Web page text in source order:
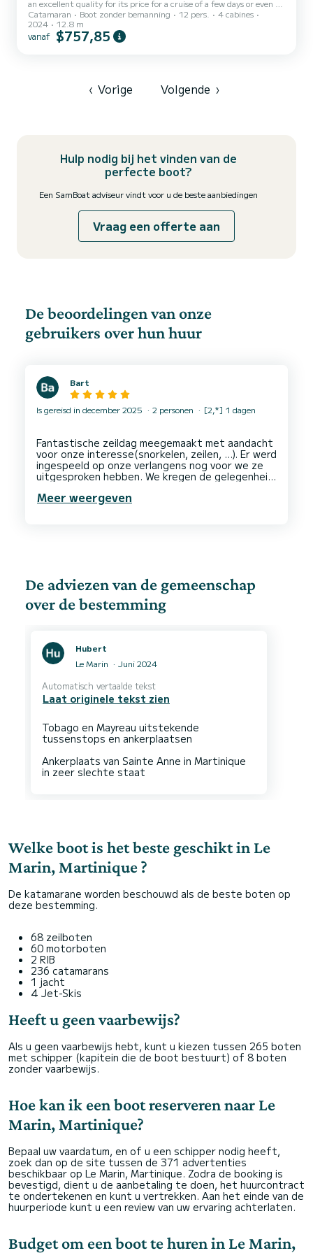
an excellent quality for its price for a cruise of a few days or even a
few weeks. The catamaran is 13 meters in length with 114
horsepower. The 4 cabins can accommodate 12 passengers when
cruising. Voor uw comfort heeft Hanselli 4 toiletten met douche
Catamaran Boot zonder bemanning 12 pers.
4 cabines
2024
12.8 m
vanaf $757,85
‹ Vorige Volgende ›
Hulp nodig bij het vinden van de
perfecte boot?
Een SamBoat adviseur vindt voor u de beste aanbiedingen
Vraag een offerte aan
De beoordelingen van onze
gebruikers over hun huur
Bart
Is gereisd in december 2025 2 personen [2,*] 1 dagen
Fantastische zeildag meegemaakt met aandacht
voor onze interesse(snorkelen, zeilen, …). Er werd
ingespeeld op onze verlangens nog voor we ze
uitgesproken hebben. We kregen de gelegenheid
terwijl Pauline en Ismail de zeilen trimden. Heel
Meer weergeven
De adviezen van de gemeenschap
over de bestemming
Hubert
Le Marin
Juni 2024
Automatisch vertaalde tekst
Laat originele tekst zien
Tobago en Mayreau uitstekende
tussenstops en ankerplaatsen
Ankerplaats van Sainte Anne in Martinique
Welke boot is het beste geschikt in Le
Marin, Martinique ?
De katamarane worden beschouwd als de beste boten op
deze bestemming.
68 zeilboten
60 motorboten
2 RIB
236 catamarans
1 jacht
4 Jet-Skis
Heeft u geen vaarbewijs?
Als u geen vaarbewijs hebt, kunt u kiezen tussen 265 boten
met schipper (kapitein die de boot bestuurt) of 8 boten
zonder vaarbewijs.
Hoe kan ik een boot reserveren naar Le
Marin, Martinique?
Bepaal uw vaardatum, en of u een schipper nodig heeft,
zoek dan op de site tussen de 371 advertenties
beschikbaar op Le Marin, Martinique. Zodra de booking is
bevestigd, dient u de aanbetaling te doen, het huurcontract
te ondertekenen en kunt u vertrekken. Aan het einde van de
huurperiode kunt u een review van uw ervaring achterlaten.
Budget om een boot te huren in Le Marin,